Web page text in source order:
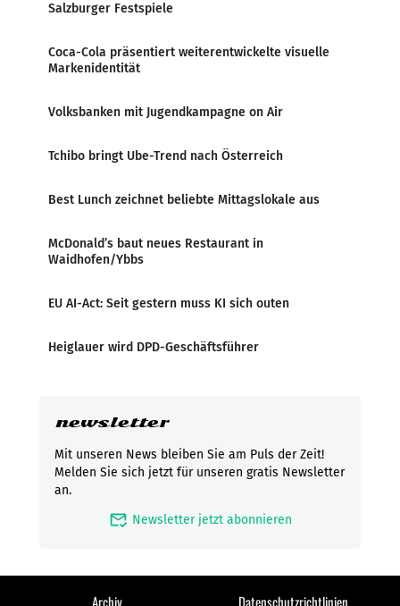
Salzburger Festspiele
Coca-Cola präsentiert weiterentwickelte visuelle
Markenidentität
Volksbanken mit Jugendkampagne on Air
Tchibo bringt Ube-Trend nach Österreich
Best Lunch zeichnet beliebte Mittagslokale aus
McDonald’s baut neues Restaurant in
Waidhofen/Ybbs
EU AI-Act: Seit gestern muss KI sich outen
Heiglauer wird DPD-Geschäftsführer
newsletter
Mit unseren News bleiben Sie am Puls der Zeit!
Melden Sie sich jetzt für unseren gratis Newsletter
an.
mark_email_read Newsletter jetzt abonnieren
Archiv Datenschutzrichtlinien